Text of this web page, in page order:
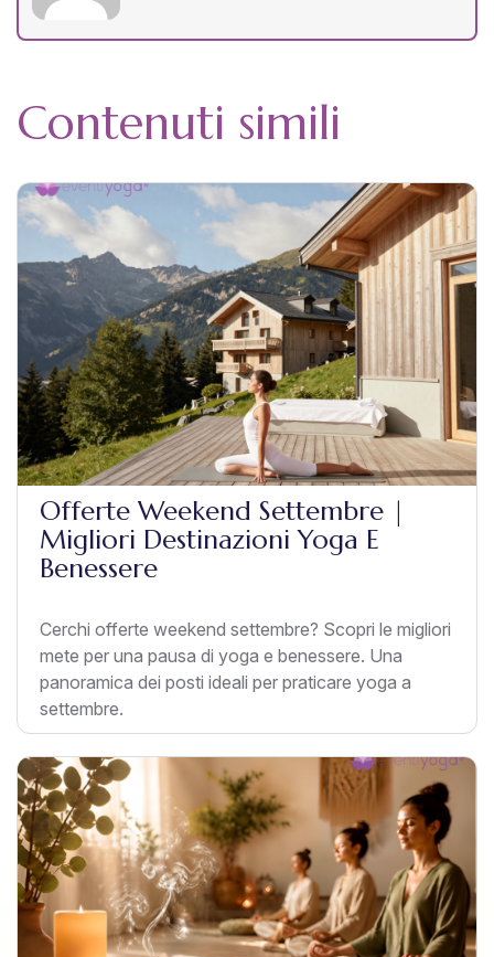
Contenuti simili
Offerte Weekend Settembre |
Migliori Destinazioni Yoga E
Benessere
Cerchi offerte weekend settembre? Scopri le migliori
mete per una pausa di yoga e benessere. Una
panoramica dei posti ideali per praticare yoga a
settembre.